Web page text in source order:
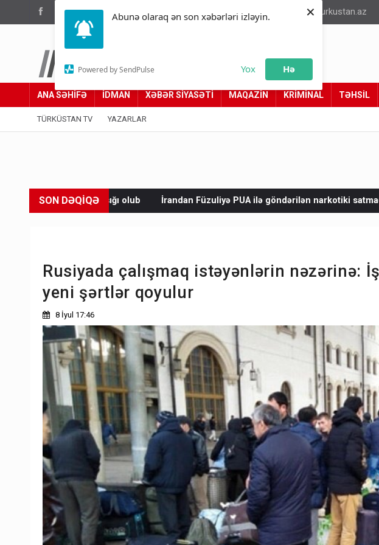
Abunə olaraq ən son xəbərləri izləyin.
Powered by SendPulse Yox Hə
×
(012) 449 94 05 info@turkustan.az
Türküstan.az
Adımız yolumuzdur
ANA SƏHİFƏ İDMAN XƏBƏR SİYASƏTİ MAQAZİN KRİMİNAL TƏHSİL
TÜRKÜSTAN TV YAZARLAR
SON DƏQİQƏ
İrandan Füzuliyə PUA ilə göndərilən narkotiki satmaq istəyirdilər - Tutuldular -
Rusiyada çalışmaq istəyənlərin nəzərinə:
yeni şərtlər qoyulur
8 İyul 17:46